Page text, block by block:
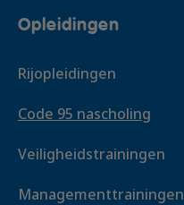
Opleidingen
Rijopleidingen
Code 95 nascholing
Veiligheidstrainingen
Managementtrainingen